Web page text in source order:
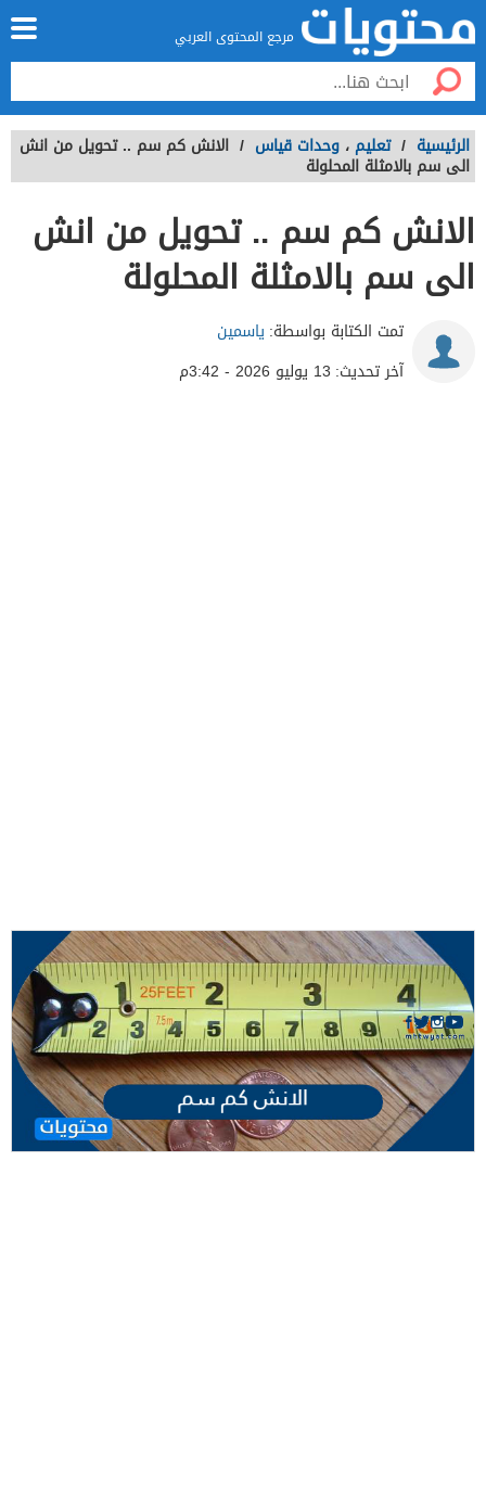
مرجع المحتوى العربي
الرئيسية / تعليم ، وحدات قياس / الانش كم سم .. تحويل من انش
الى سم بالامثلة المحلولة
الانش كم سم .. تحويل من انش
الى سم بالامثلة المحلولة
تمت الكتابة بواسطة: ياسمين
آخر تحديث: 13 يوليو 2026 - 3:42م